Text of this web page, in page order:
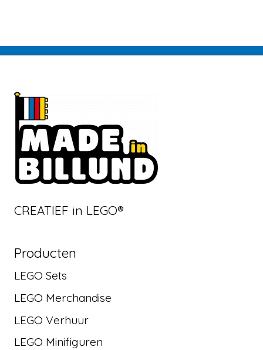
CREATIEF in LEGO®
Producten
LEGO Sets
LEGO Merchandise
LEGO Verhuur
LEGO Minifiguren